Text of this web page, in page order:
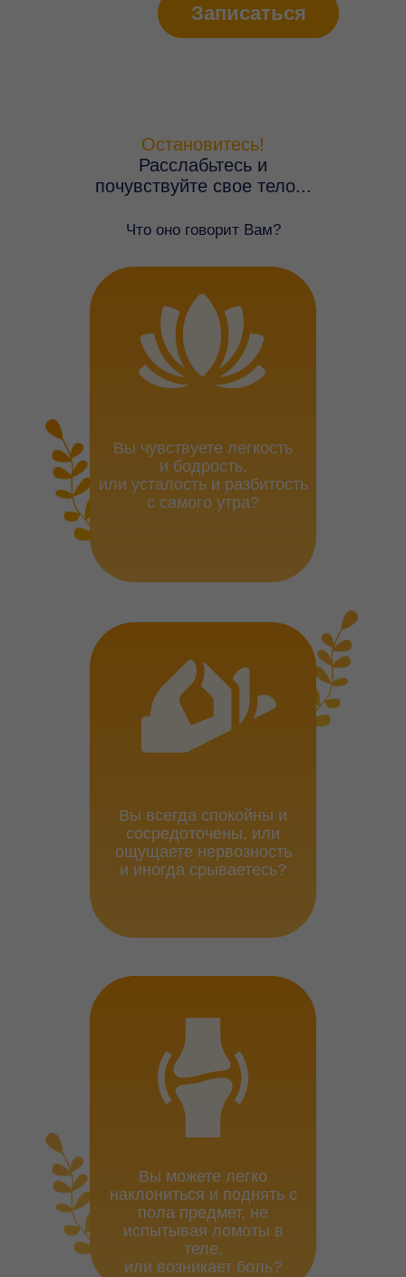
Записаться
Остановитесь!
Расслабьтесь и
почувствуйте свое тело...
Что оно говорит Вам?
Вы чувствуете легкость
и бодрость,
или усталость и разбитость
с самого утра?
Вы всегда спокойны и
сосредоточены, или
ощущаете нервозность
и иногда срываетесь?
Вы можете легко
наклониться и поднять с
пола предмет, не
испытывая ломоты в
теле,
или возникает боль?